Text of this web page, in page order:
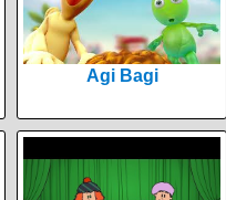
Agi Bagi